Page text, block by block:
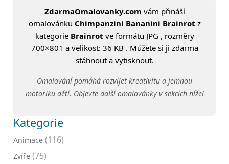
ZdarmaOmalovanky.com vám přináší
omalovánku Chimpanzini Bananini Brainrot z
kategorie Brainrot ve formátu JPG , rozměry
700×801 a velikost: 36 KB . Můžete si ji zdarma
stáhnout a vytisknout.
Omalování pomáhá rozvíjet kreativitu a jemnou
motoriku dětí. Objevte další omalovánky v sekcích níže!
Kategorie
Animace (116)
Zvíře (75)